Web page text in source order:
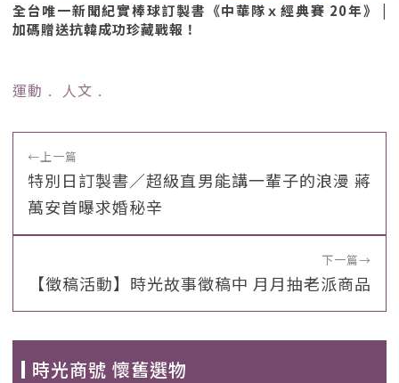
全台唯一新聞紀實棒球訂製書《中華隊ｘ經典賽 20年》 |
加碼贈送抗韓成功珍藏戰報！
運動 ﹒ 人文 ﹒
←上一篇
特別日訂製書／超級直男能講一輩子的浪漫 蔣
萬安首曝求婚秘辛
下一篇→
【徵稿活動】時光故事徵稿中 月月抽老派商品
時光商號 懷舊選物